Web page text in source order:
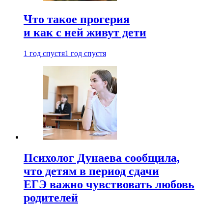
Что такое прогерия
и как с ней живут дети
1 год спустя1 год спустя
Психолог Дунаева сообщила,
что детям в период сдачи
ЕГЭ важно чувствовать любовь
родителей